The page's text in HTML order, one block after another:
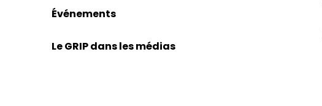
Événements
Le GRIP dans les médias